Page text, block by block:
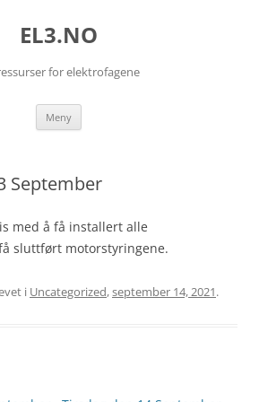
EL3.NO
for elektrofagene
Meny Hopp
innhold
September
med å få installert alle
sluttført motorstyringene.
i Uncategorized,september 14, 2021.